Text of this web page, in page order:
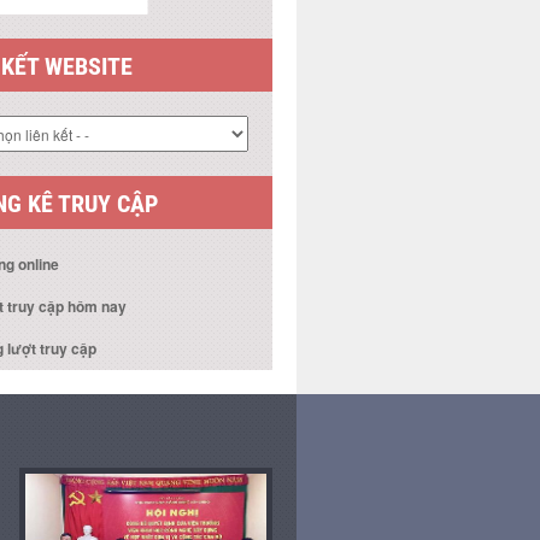
WEBSITE
KÊ TRUY CẬP
online
truy cập hôm nay
lượt truy cập